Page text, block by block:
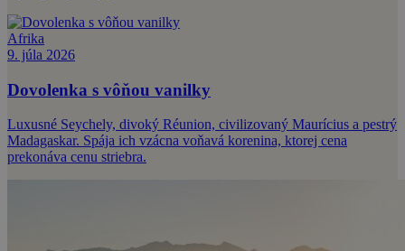
Afrika
9. júla 2026
Dovolenka s vôňou vanilky
Luxusné Seychely, divoký Réunion, civilizovaný Maurícius a pestrý
Madagaskar. Spája ich vzácna voňavá korenina, ktorej cena
prekonáva cenu striebra.